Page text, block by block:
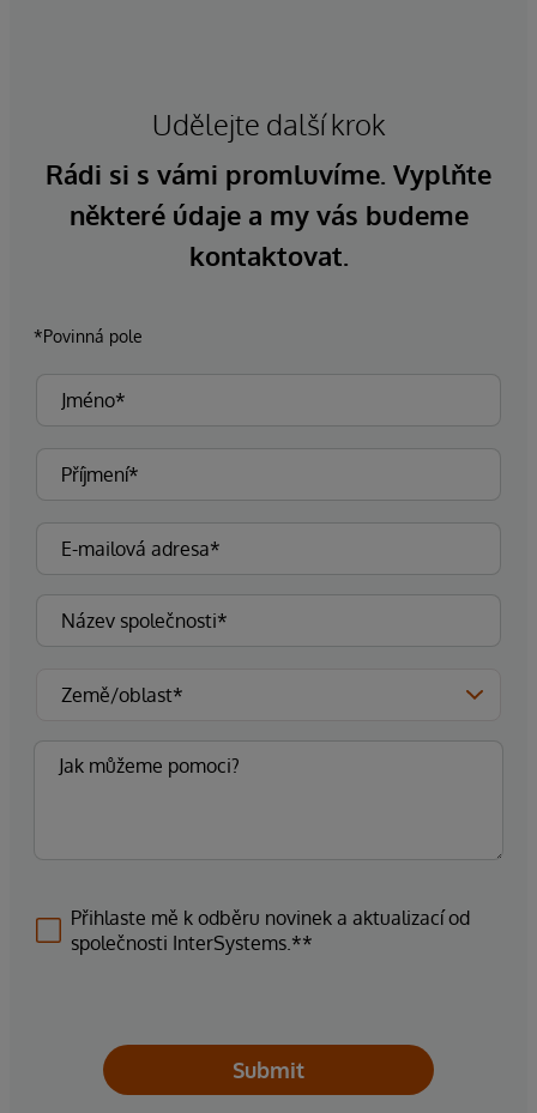
Udělejte další krok
Rádi si s vámi promluvíme. Vyplňte
některé údaje a my vás budeme
kontaktovat.
*Povinná pole
Přihlaste mě k odběru novinek a aktualizací od
společnosti InterSystems.**
Submit